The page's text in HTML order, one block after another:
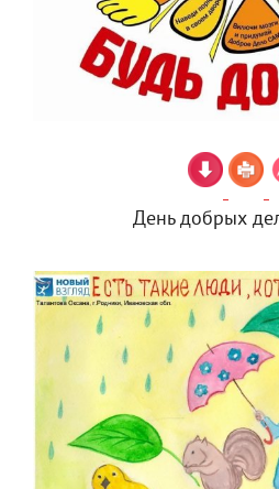
День добрых